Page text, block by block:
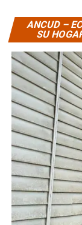
ANCUD –
SU